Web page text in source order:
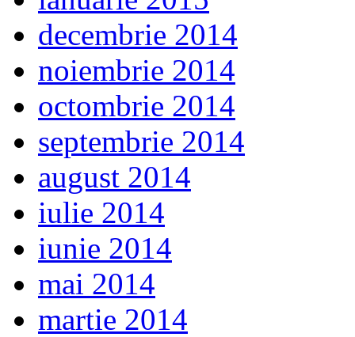
decembrie 2014
noiembrie 2014
octombrie 2014
septembrie 2014
august 2014
iulie 2014
iunie 2014
mai 2014
martie 2014